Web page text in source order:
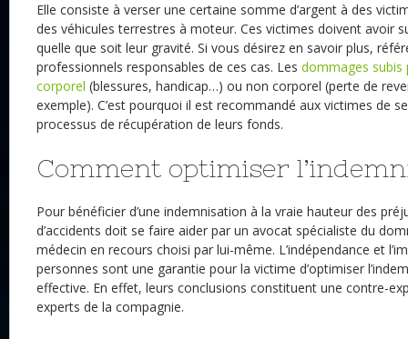
Elle consiste à verser une certaine somme d’argent à des
des véhicules terrestres à moteur. Ces victimes doivent avoir
quelle que soit leur gravité. Si vous désirez en savoir plus,
professionnels responsables de ces cas. Les dommages subis
corporel (blessures, handicap…) ou non corporel (perte de
exemple). C’est pourquoi il est recommandé aux victimes de
processus de récupération de leurs fonds.
Comment optimiser
Pour bénéficier d’une indemnisation à la vraie hauteur des
d’accidents doit se faire aider par un avocat spécialiste du
médecin en recours choisi par lui-même. L’indépendance et
personnes sont une garantie pour la victime d’optimiser
effective. En effet, leurs conclusions constituent une contre-
experts de la compagnie.